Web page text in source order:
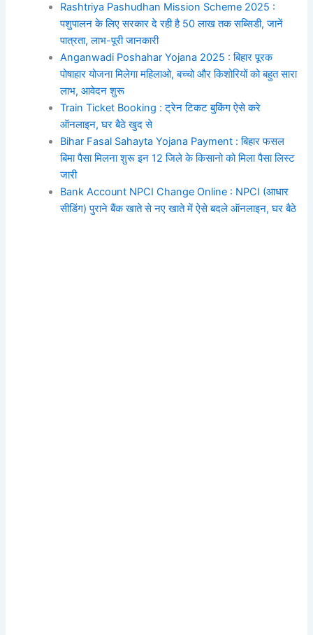
Rashtriya Pashudhan Mission Scheme 2025 :
पशुपालन के लिए सरकार दे रही है 50 लाख तक सब्सिडी, जानें
पात्रता, लाभ-पूरी जानकारी
Anganwadi Poshahar Yojana 2025 : बिहार पूरक
पोषाहार योजना मिलेगा महिलाओ, बच्चो और किशोरियों को बहुत सारा
लाभ, आवेदन शुरू
Train Ticket Booking : ट्रेन टिकट बुकिंग ऐसे करे
ऑनलाइन, घर बैठे खुद से
Bihar Fasal Sahayta Yojana Payment : बिहार फसल
बिमा पैसा मिलना शुरू इन 12 जिले के किसानो को मिला पैसा लिस्ट
जारी
Bank Account NPCI Change Online : NPCI (आधार
सीडिंग) पुराने बैंक खाते से नए खाते में ऐसे बदले ऑनलाइन, घर बैठे